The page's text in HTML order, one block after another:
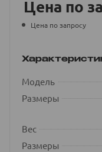
Цена по
Цена по запросу
Модель
Размеры
Вес
Размеры